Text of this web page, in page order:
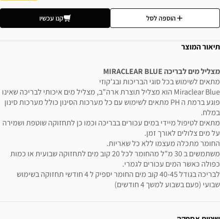
הוספה לסל קנו עכשיו
תיאור המוצר
מצליל מים לבריכה MIRACLEAR BLUE
מתאים לשימוש בכל סוגי הבריכות ובג'קוזי
Miraclear Blue הוא מצליל תוצרת ארה"ב, מצליל מים איכותי לבריכה שאינו
פוגע ברמת ה PH מתאים לשימוש עם כל מערכות הסינון כולל מערכות סינון
במלח.
מתאים לטיפול מיידי במים עכורים בבריכה וכמו כן לתחזוקה שוטפת ושמירה
על מים צלולים לאורך זמן.
החומר מתכלה מעצמו ללא כל שאריות.
משתמשים ב 30 מ"ל מהחומר לכל 20 קוב מים לתחזוקה שבועית או כמות
כפולה כאשר המים עכורים לגמרי.
לבריכה בגודל 40-45 קוב מים החומר יספיק ל 4 חודשי תחזוקה בשימוש
שבועי (פעם בשבוע למשך 4 חודשים)